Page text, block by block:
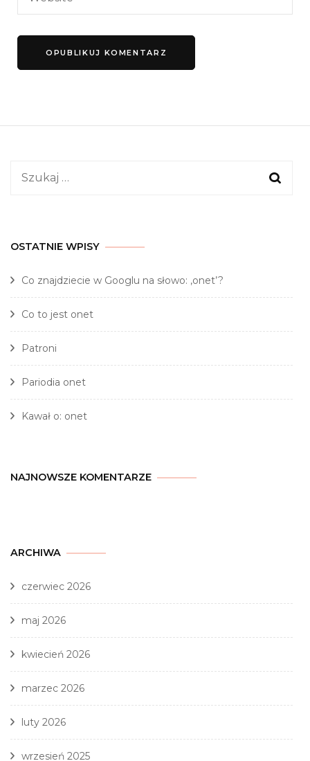
Szukaj:
OSTATNIE WPISY
Co znajdziecie w Googlu na słowo: ‚onet’?
Co to jest onet
Patroni
Pariodia onet
Kawał o: onet
NAJNOWSZE KOMENTARZE
ARCHIWA
czerwiec 2026
maj 2026
kwiecień 2026
marzec 2026
luty 2026
wrzesień 2025